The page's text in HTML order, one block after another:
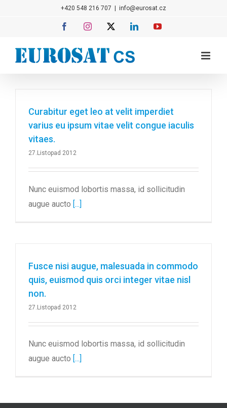
+420 548 216 707 info@eurosat.cz
FacebookInstagram LinkedInYouTube
Curabitur eget leo at velit imperdiet
varius eu ipsum vitae velit congue iaculis
vitaes.
27.Listopad 2012
Nunc euismod lobortis massa, id sollicitudin
augue aucto [...]
Fusce nisi augue, malesuada in commodo
quis, euismod quis orci integer vitae nisl
non.
27.Listopad 2012
Nunc euismod lobortis massa, id sollicitudin
augue aucto [...]